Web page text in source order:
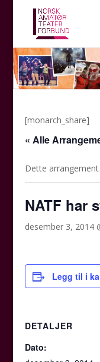
[monarch_share]
« Alle
Dette
NATF har
desember 3, 2014
Legg til i
DETALJER
Dato: